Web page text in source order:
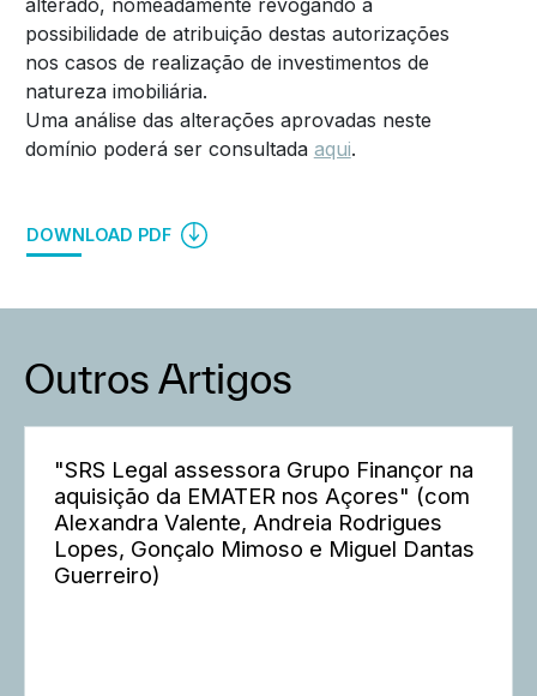
possibilidade de atribuição destas autorizações
nos casos de realização de investimentos de
natureza imobiliária.
Uma análise das alterações aprovadas neste
domínio poderá ser consultada aqui.
DOWNLOAD PDF
Outros Artigos
"SRS Legal assessora Grupo Finançor na
aquisição da EMATER nos Açores" (com
Alexandra Valente, Andreia Rodrigues
Lopes, Gonçalo Mimoso e Miguel Dantas
Guerreiro)